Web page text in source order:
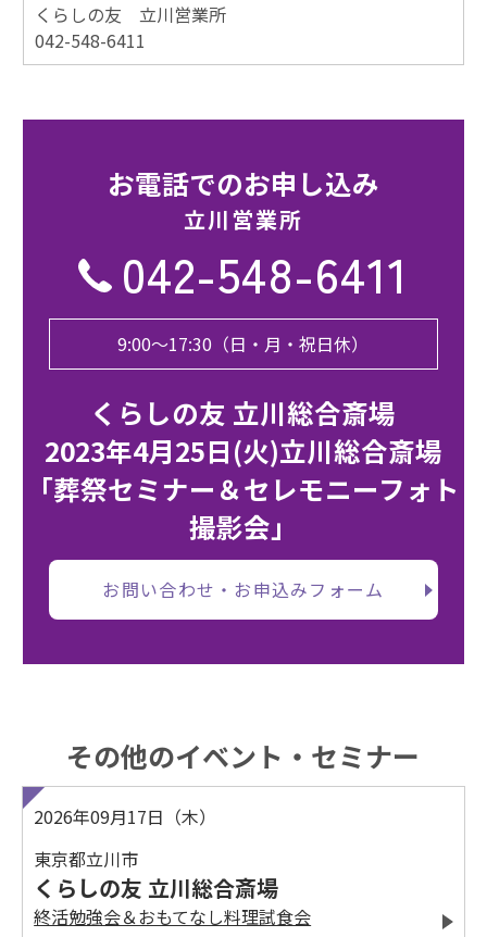
くらしの友 立川営業所
042-548-6411
お電話でのお申し込み
立川営業所
042-548-6411
9:00〜17:30（日・月・祝日休）
くらしの友 立川総合斎場
2023年4月25日(火)立川総合斎場
「葬祭セミナー＆セレモニーフォト
撮影会」
お問い合わせ・お申込みフォーム
その他のイベント・セミナー
2026年09月17日（木）
東京都立川市
くらしの友 立川総合斎場
終活勉強会＆おもてなし料理試食会